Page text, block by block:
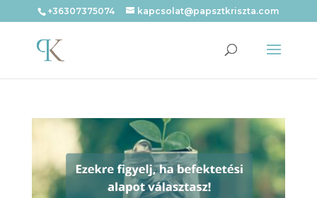
+36307375074 kapcsolat@papsztkriszta.com